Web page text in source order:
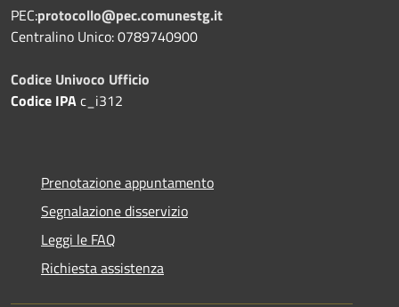
PEC:protocollo@pec.comunestg.it
Centralino Unico: 0789740900
Codice Univoco Ufficio
Codice IPAc_i312
Prenotazione appuntamento
Segnalazione disservizio
Leggi le FAQ
Richiesta assistenza